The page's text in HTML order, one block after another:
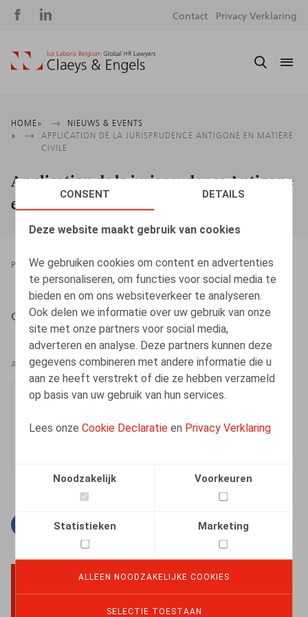
CONSENT DETAILS
Deze website maakt gebruik van cookies
We gebruiken cookies om content en advertenties
te personaliseren, om functies voor social media te
bieden en om ons websiteverkeer te analyseren.
Ook delen we informatie over uw gebruik van onze
site met onze partners voor social media,
adverteren en analyse. Deze partners kunnen deze
gegevens combineren met andere informatie die u
aan ze heeft verstrekt of die ze hebben verzameld
op basis van uw gebruik van hun services.
Lees onzeCookie Declaratie en Privacy Verklaring
Noodzakelijk Voorkeuren
Statistieken Marketing
ALLEEN NOODZAKELIJKE COOKIES
SELECTIE TOESTAAN
Social
Contact Privacy Verklaring
Kruimelpad
HOME
NIEUWS & EVENTS
APPLICATION DE LA JURISPRUDENCE ANTIGONE EN MATIÈRE
CIVILE
Application de la jurisprudence Antigone
en matière civile
PRESSROOM
EINDE VAN DE ARBEIDSOVEREENKOMST
03.01.2022
Cluydts, S.,HR.squaren° 44, janvier-février 2022, p. 69
AUTEURS
Sarah Cluydts
Facebook
TwitterLinkedin